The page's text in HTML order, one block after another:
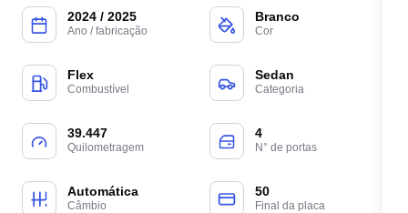
2024 / 2025
Ano / fabricação
Branco
Cor
Flex
Combustível
Sedan
Categoria
39.447
Quilometragem
4
N° de portas
Automática
Câmbio
50
Final da placa